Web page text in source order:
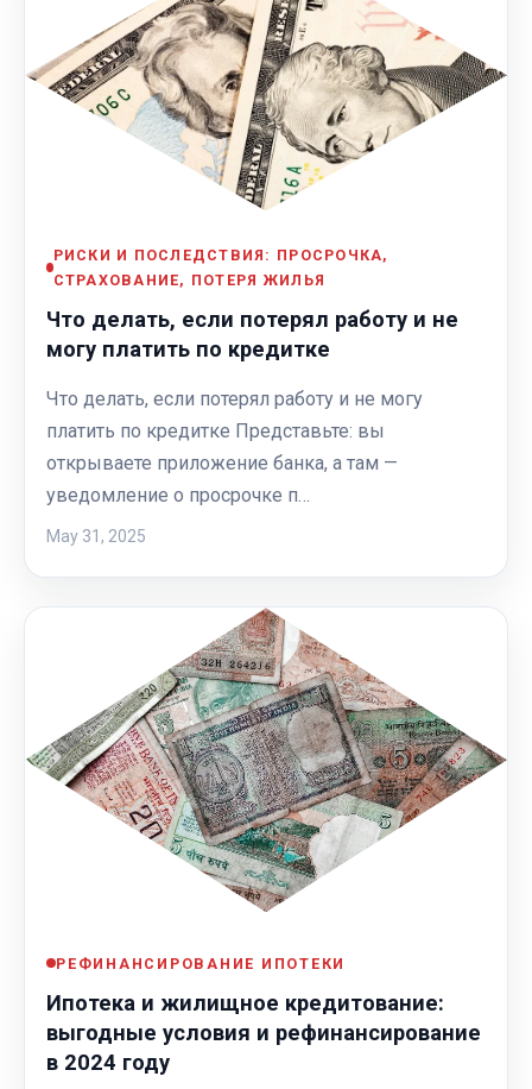
РИСКИ И ПОСЛЕДСТВИЯ: ПРОСРОЧКА,
СТРАХОВАНИЕ, ПОТЕРЯ ЖИЛЬЯ
Что делать, если потерял работу и не
могу платить по кредитке
Что делать, если потерял работу и не могу
платить по кредитке Представьте: вы
открываете приложение банка, а там —
уведомление о просрочке п…
May 31, 2025
РЕФИНАНСИРОВАНИЕ ИПОТЕКИ
Ипотека и жилищное кредитование:
выгодные условия и рефинансирование
в 2024 году